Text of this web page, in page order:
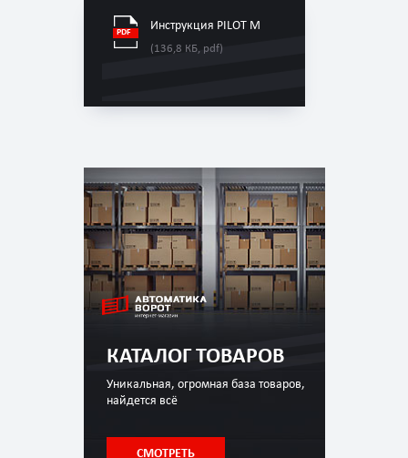
Инструкция PILOT M
(136,8 КБ, pdf)
КАТАЛОГ ТОВАРОВ
Уникальная, огромная база товаров,
найдется всё
СМОТРЕТЬ